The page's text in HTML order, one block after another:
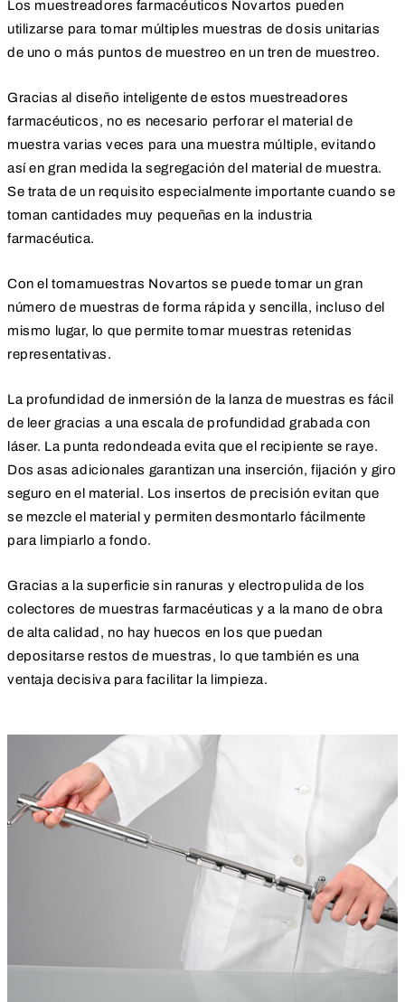
Los muestreadores farmacéuticos Novartos pueden
utilizarse para tomar múltiples muestras de dosis unitarias
de uno o más puntos de muestreo en un tren de muestreo.
Gracias al diseño inteligente de estos muestreadores
farmacéuticos, no es necesario perforar el material de
muestra varias veces para una muestra múltiple, evitando
así en gran medida la segregación del material de muestra.
Se trata de un requisito especialmente importante cuando se
toman cantidades muy pequeñas en la industria
farmacéutica.
Con el tomamuestras Novartos se puede tomar un gran
número de muestras de forma rápida y sencilla, incluso del
mismo lugar, lo que permite tomar muestras retenidas
representativas.
La profundidad de inmersión de la lanza de muestras es fácil
de leer gracias a una escala de profundidad grabada con
láser. La punta redondeada evita que el recipiente se raye.
Dos asas adicionales garantizan una inserción, fijación y giro
seguro en el material. Los insertos de precisión evitan que
se mezcle el material y permiten desmontarlo fácilmente
para limpiarlo a fondo.
Gracias a la superficie sin ranuras y electropulida de los
colectores de muestras farmacéuticas y a la mano de obra
de alta calidad, no hay huecos en los que puedan
depositarse restos de muestras, lo que también es una
ventaja decisiva para facilitar la limpieza.